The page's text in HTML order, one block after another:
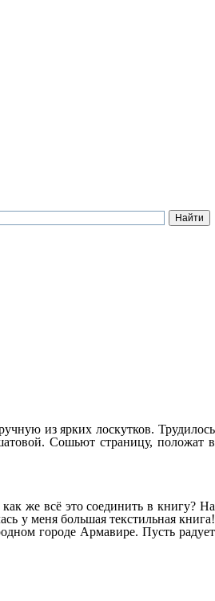
из ярких лоскутков. Трудилось
Сошьют страницу, положат в
же всё это соединить в книгу? На
у меня большая текстильная книга!
городе Армавире. Пусть радует